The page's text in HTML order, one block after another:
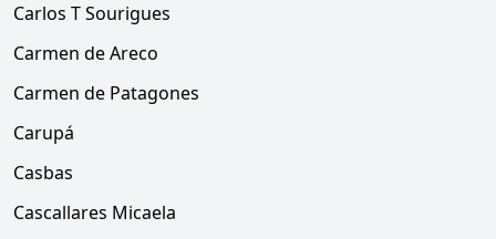
Carlos T Sourigues
Carmen de Areco
Carmen de Patagones
Carupá
Casbas
Cascallares Micaela